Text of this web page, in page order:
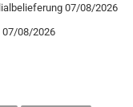
07/08/2026
07/08/2026